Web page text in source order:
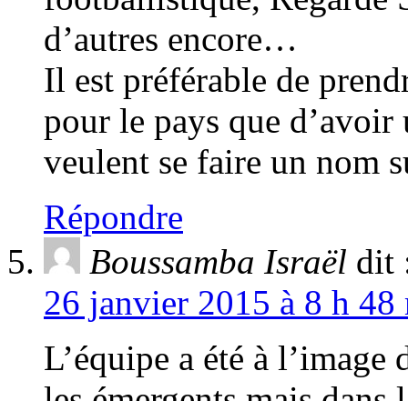
d’autres encore…
Il est préférable de
pour le pays que
veulent se faire un nom
Répondre
Boussamba Israël dit
26 janvier 2015 à 8 h
L’équipe a été à